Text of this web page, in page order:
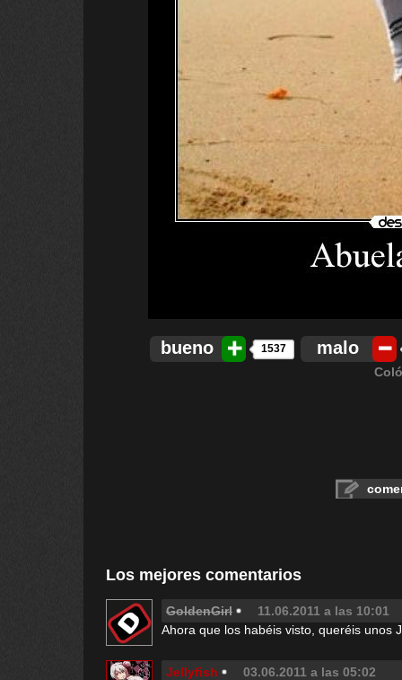
bueno 1537 malo
Los mejores comentarios
GoldenGirl
11.06.2011 a las 10:01
Ahora que los habéis visto, queréis unos
Jellyfish
03.06.2011 a las 05:02